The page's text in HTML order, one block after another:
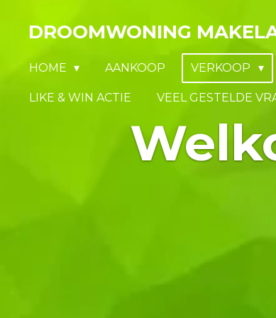
direct
hoofdinhoud
DROOMWONING
HOME AANKOOP VERKOOP
LIKE & WIN ACTIE VEEL GESTELDE